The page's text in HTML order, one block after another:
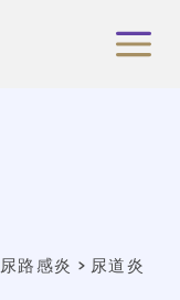
尿路感炎
尿道炎